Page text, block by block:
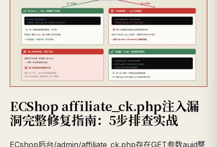
ECShop affiliate_ck.php注入漏
洞完整修复指南：5步排查实战
ECshop后台/admin/affiliate_ck.php存在GET参数auid整